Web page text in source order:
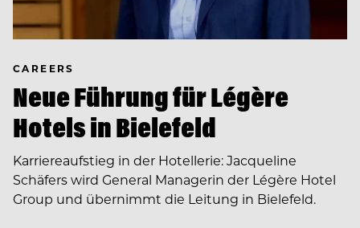
CAREERS
Neue Führung für Légère
Hotels in Bielefeld
Karriereaufstieg in der Hotellerie: Jacqueline
Schäfers wird General Managerin der Légère Hotel
Group und übernimmt die Leitung in Bielefeld.